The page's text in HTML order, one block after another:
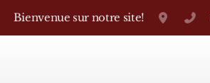
Bienvenue sur notre site!